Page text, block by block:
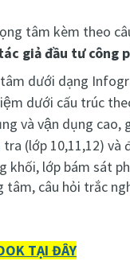
tâm kèm theo
giả đầu tư
dưới dạng
dưới cấu trúc
và vận dụng
(lớp 10,11,12)
khối, lớp bám sát
câu hỏi trắc
TẠI ĐÂY